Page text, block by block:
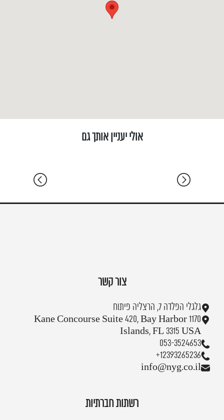
אולי יעניין אותך גם
צור קשר
גלגלי הפלדה 7, הרצליה פיתוח
1170 Kane Concourse Suite 420, Bay Harbor
Islands, FL 3315 USA
053-3524653
+12393265236
info@nyg.co.il
רשתות חברתיות